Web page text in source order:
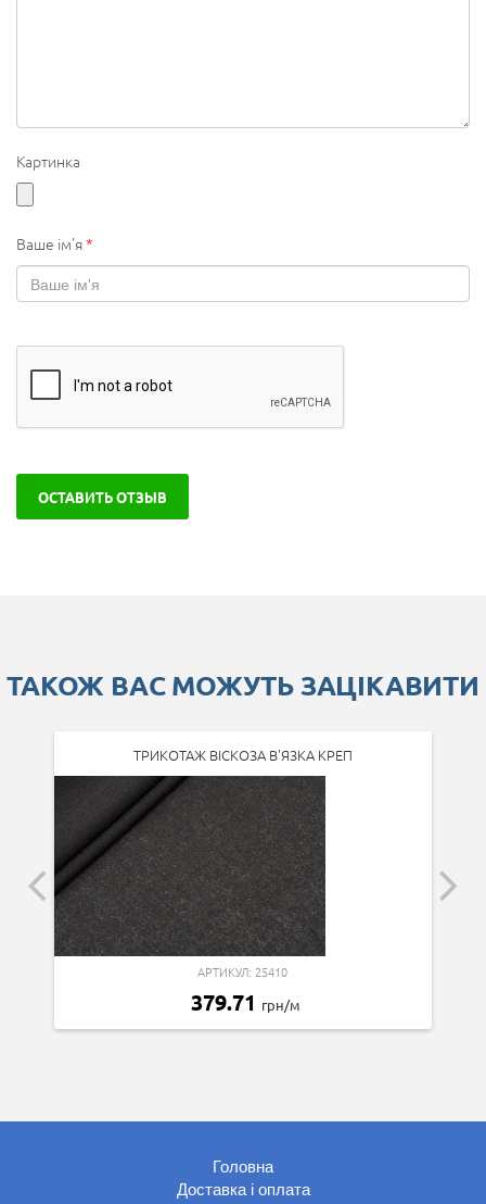
Картинка
Ваше ім'я*
ОСТАВИТЬ ОТЗЫВ
ТАКОЖ ВАС МОЖУТЬ ЗАЦІКАВИТИ
ТРИКОТАЖ ВІСКОЗА В'ЯЗКА КРЕП
АРТИКУЛ: 25410
379.71 грн/м
Головна
Доставка і оплата